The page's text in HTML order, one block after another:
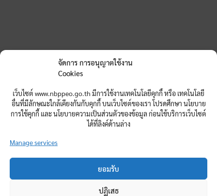
จัดการ การอนุญาตใช้งาน
Cookies
เว็บไซต์ www.nbppeo.go.th มีการใช้งานเทคโนโลยีคุกกี้ หรือ เทคโนโลยี
อื่นที่มีลักษณะใกล้เคียงกันกับคุกกี้ บนเว็บไซต์ของเรา โปรดศึกษา นโยบาย
การใช้คุกกี้ และ นโยบายความเป็นส่วนตัวของข้อมูล ก่อนใช้บริการเว็บไซต์
ได้ที่ลิงค์ด้านล่าง
Manage services
ยอมรับ
ปฏิเสธ
สำนักงานศึกษาธิการจังหวัดหนองบัวลำภู
ศูนย์ราชการจังหวัดหนองบัวลำภู อาคารอนาลโย ชั้น 2 ต.ลำภู